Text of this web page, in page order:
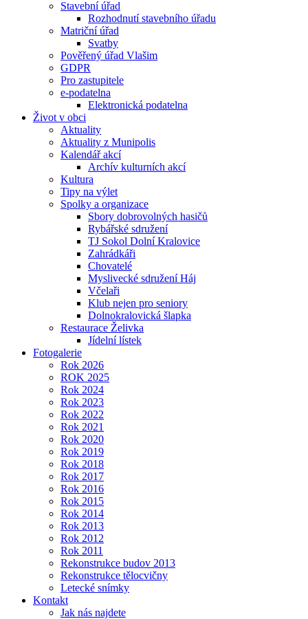
Stavební úřad
Rozhodnutí stavebního úřadu
Matriční úřad
Svatby
Pověřený úřad Vlašim
GDPR
Pro zastupitele
e-podatelna
Elektronická podatelna
Život v obci
Aktuality
Aktuality z Munipolis
Kalendář akcí
Archív kulturních akcí
Kultura
Tipy na výlet
Spolky a organizace
Sbory dobrovolných hasičů
Rybářské sdružení
TJ Sokol Dolní Kralovice
Zahrádkáři
Chovatelé
Myslivecké sdružení Háj
Včelaři
Klub nejen pro seniory
Dolnokralovická šlapka
Restaurace Želivka
Jídelní lístek
Fotogalerie
Rok 2026
ROK 2025
Rok 2024
Rok 2023
Rok 2022
Rok 2021
Rok 2020
Rok 2019
Rok 2018
Rok 2017
Rok 2016
Rok 2015
Rok 2014
Rok 2013
Rok 2012
Rok 2011
Rekonstrukce budov 2013
Rekonstrukce tělocvičny
Letecké snímky
Kontakt
Jak nás najdete